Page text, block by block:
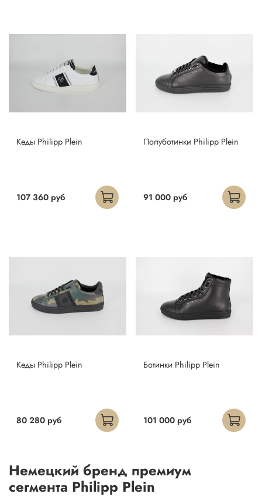
Кеды Philipp Plein
107 360 руб
Полуботинки Philipp Plein
91 000 руб
Кеды Philipp Plein
80 280 руб
Ботинки Philipp Plein
101 000 руб
Немецкий бренд премиум
сегмента Philipp Plein